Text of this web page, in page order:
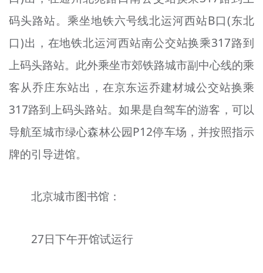
码头路站。乘坐地铁六号线北运河西站B口(东北
口)出，在地铁北运河西站南公交站换乘317路到
上码头路站。此外乘坐市郊铁路城市副中心线的乘
客从乔庄东站出，在京东运乔建材城公交站换乘
317路到上码头路站。如果是自驾车的游客，可以
导航至城市绿心森林公园P12停车场，并按照指示
牌的引导进馆。
北京城市图书馆：
27日下午开馆试运行